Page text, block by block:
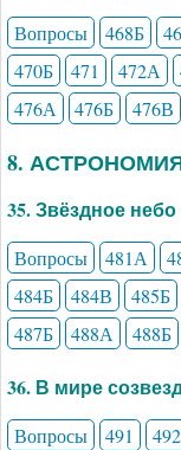
Вопросы 468Б
470Б
471 472А
476А
476Б 476В
8.
35. Звёздное небо
Вопросы 481А
484Б
484В 485Б
487Б
488А 488Б
36. В мире
Вопросы 491